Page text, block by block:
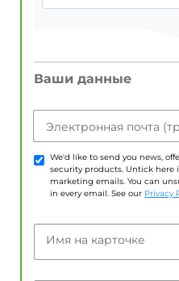
Ваши данные
We'd like to send you news,
security products. Untick here
marketing emails. You can
in every email. See our Privacy
Имя на карточке